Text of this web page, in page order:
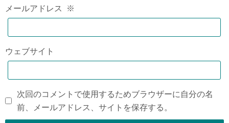
メールアドレス ※
ウェブサイト
次回のコメントで使用するためブラウザーに自分の名
前、メールアドレス、サイトを保存する。